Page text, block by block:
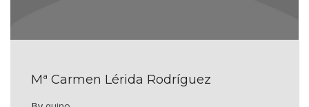
Mª Carmen Lérida Rodríguez